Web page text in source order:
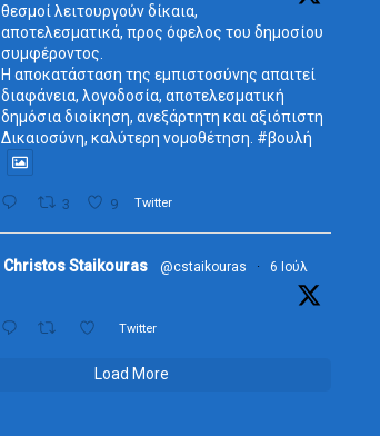
θεσμοί λειτουργούν δίκαια,
αποτελεσματικά, προς όφελος του δημοσίου
συμφέροντος.
Η αποκατάσταση της εμπιστοσύνης απαιτεί
διαφάνεια, λογοδοσία, αποτελεσματική
δημόσια διοίκηση, ανεξάρτητη και αξιόπιστη
Δικαιοσύνη, καλύτερη νομοθέτηση. #βουλή
3 9 Twitter
Christos Staikouras @cstaikouras · 6 Ιούλ
Twitter
Load More